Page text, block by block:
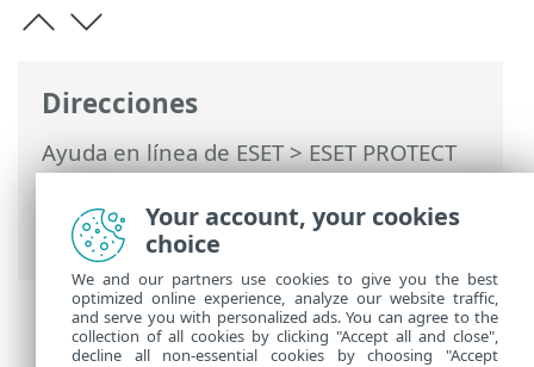
Direcciones
Ayuda en línea de ESET>ESET PROTECT
On-Prem>Utilización de ESET PROTECT
On-Prem
> Acerca de ESET PROTECT On-
Prem
Your account, your cookies
choice
We and our partners use cookies to give you the best
optimized online experience, analyze our website traffic,
and serve you with personalized ads. You can agree to the
collection of all cookies by clicking "Accept all and close",
decline all non-essential cookies by choosing "Accept